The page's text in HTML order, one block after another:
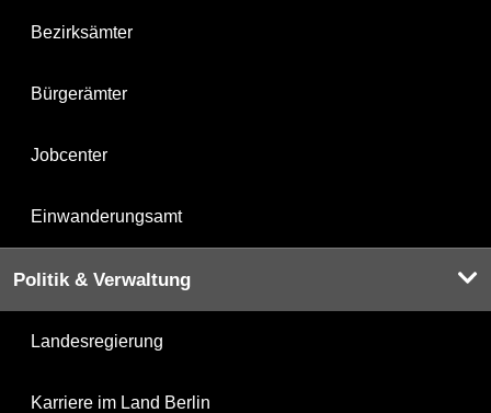
Bezirksämter
Bürgerämter
Jobcenter
Einwanderungsamt
Politik & Verwaltung
Landesregierung
Karriere im Land Berlin